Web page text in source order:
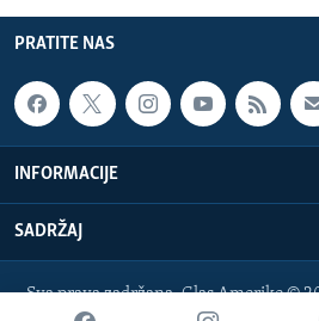
PRATITE NAS
INFORMACIJE
SADRŽAJ
Sva prava zadržana. Glas Amerike ©